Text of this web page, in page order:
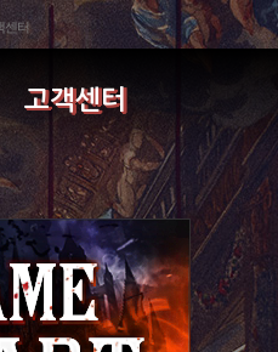
센터
고객센터